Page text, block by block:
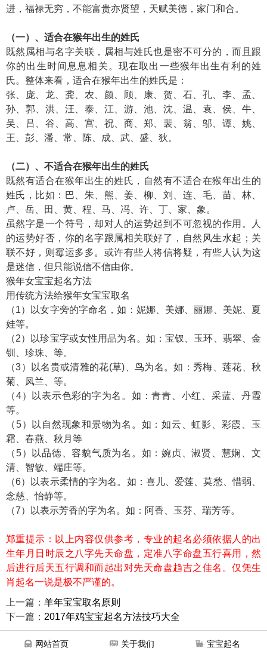
进，福禄无穷，不能富贵亦贤望，天赋美德，家门和合。
（一）、适合在猴年出生的姓氏
既然属相与名字关联，属相与姓氏也是密不可分的，而且跟
你的出生时间息息相关。现在取出一些猴年出生有利的姓
氏。整体来看，适合在猴年出生的姓氏是：
张、庞、龙、龚、农、颜、顾、康、贺、石、孔、李、孟、
孙、郭、洪、汪、泰、江、游、池、沈、温、袁、侯、牛、
吴、吕、谷、高、宫、祝、商、郑、裴、翁、邬、谭、姚、
王、彭、潘、常、陈、成、武、盛、狄。
（二）、不适合在猴年出生的姓氏
既然有适合在猴年出生的姓氏，自然有不适合在猴年出生的
姓氏，比如：巴、朱、熊、姜、柳、刘、连、毛、苗、林、
卢、岳、田、黄、程、马、冯、许、丁、家、象。
虽然字是一个符号，却对人的运势起到不可忽视的作用。人
的运势好否，你的名字跟属相关联好了，自然风生水起；关
联不好，则霉运多多。或许有些人将信将疑，有些人认为这
是迷信，但只能说信不信由你。
猴年女宝宝起名方法
用传统方法给猴年女宝宝取名
（1）以女字旁的字命名，如：妮娜、美娜、丽娜、美妮、夏
娃等。
（2）以珍宝字或女性用品为名。如：宝钗、玉环、翡翠、金
钏、珍珠、等。
（3）以名贵或清雅的花(草)、鸟为名。如：秀梅、莲花、秋
菊、凤兰、等。
（4）以表示色彩的字为名。如：青青、小红、采蓝、丹霞
等。
（5）以自然现象和景物为名。如：如云、虹影、彩霞、玉
霜、春燕、秋月等
（5）以品德、容貌气质为名。如：婉贞、淑贤、慧娴、文
清、智敏、端庄等。
（6）以表示柔情的字为名。如：喜儿、爱莲、莫愁、惜弱、
念慈、怡静等。
（7）以表示芳香的字为名。如：阿香、玉芬、瑞芳等。
郑重提示：以上内容仅供参考，专业的起名必须依据人的出
生年月日时辰之八字先天命盘，定准八字命盘五行喜用，然
后进行后天五行调和而起出对先天命盘趋吉之佳名。仅凭生
肖起名一说是极不严谨的。
上一篇： 羊年宝宝取名原则
下一篇： 2017年鸡宝宝起名方法技巧大全
网站首页 关于我们 宝宝起名